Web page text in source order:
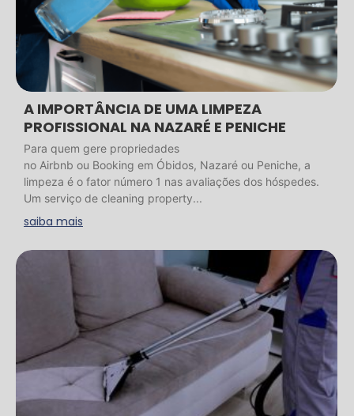
A IMPORTÂNCIA DE UMA LIMPEZA
PROFISSIONAL NA NAZARÉ E PENICHE
Para quem gere propriedades
no Airbnb ou Booking em Óbidos, Nazaré ou Peniche, a
limpeza é o fator número 1 nas avaliações dos hóspedes.
Um serviço de cleaning property...
saiba mais